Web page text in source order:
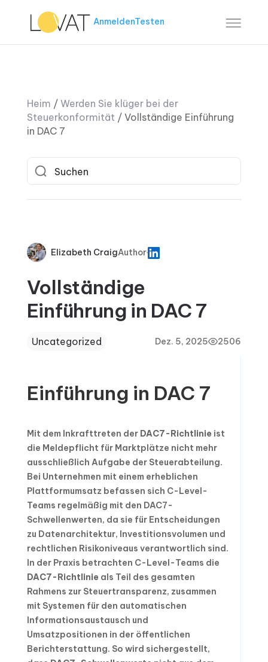
AnmeldenTesten
Heim / Werden Sie klüger bei der
Steuerkonformität/ Vollständige Einführung
in DAC 7
Elizabeth CraigAuthor
Vollständige
Einführung in DAC 7
Uncategorized Dez. 5, 2025 2506
Einführung in DAC 7
Mit dem Inkrafttreten der DAC7-Richtlinie ist
die Meldepflicht für Marktplätze nicht mehr
ausschließlich Aufgabe der Steuerabteilung.
Bei Unternehmen mit einem erheblichen
Plattformumsatz befassen sich C-Level-
Teams regelmäßig mit den DAC7-
Schwellenwerten, da sie für Entscheidungen
zu Datenarchitektur, Investitionsvolumen und
rechtlichen Risikoniveaus verantwortlich sind.
In der Praxis betrachten C-Level-Teams die
DAC7-Richtlinie als Teil des gesamten
Rahmens zur Steuertransparenz, zusammen
mit Systemen für den automatischen
Informationsaustausch und
Umsatzpositionen in der öffentlichen
Berichterstattung. So wird sichergestellt,